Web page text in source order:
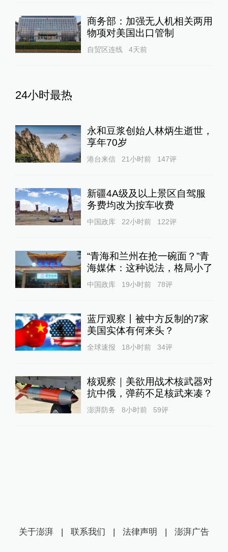
商务部：加强无人机相关两用
物项对美国出口管制
自贸区连线 4天前
24小时最热
永和豆浆创始人林炳生逝世，
享年70岁
港台来信 21小时前 147评
新疆4A级及以上景区自驾服
务费均改为按车收费
中国政库 22小时前 122评
“青海和兰州在抢一碗面？”青
海媒体：这种说法，格局小了
中国政库 19小时前 78评
蓝厅观察丨被中方反制的7家
美国实体有何来头？
全球速报 18小时前 34评
核观察｜美欲用战术核武器对
抗中俄，弹药不足核武来凑？
澎湃防务 8小时前 59评
关于澎湃 | 联系我们 | 法律声明 | 澎湃广告